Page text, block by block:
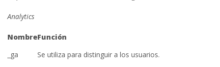
Analytics
NombreFunción
_ga
Se utiliza para distinguir a los usuarios.